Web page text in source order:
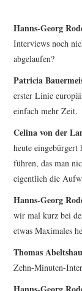
Hanns-Georg
Interviews noch
abgelaufen?
Patricia
erster Linie
einfach mehr Zeit.
Celina von der
heute
führen, das man
eigentlich die
Hanns-Georg
wir mal kurz bei
etwas Maximales
Thomas
Zehn-Minuten-